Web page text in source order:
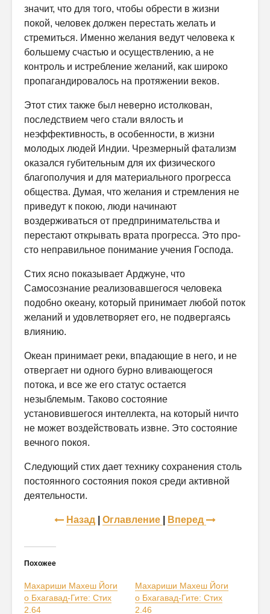
значит, что для того, чтобы обрести в жизни
покой, человек должен перестать желать и
стремиться. Именно желания ведут человека к
большему счастью и осуществлению, а не
контроль и истребление желаний, как широко
пропагандировалось на протяжении веков.
Этот стих также был неверно истолкован,
последствием чего стали вялость и
неэффективность, в особенности, в жизни
молодых людей Индии. Чрезмерный фатализм
оказался губительным для их физического
благополучия и для материального прогресса
общества. Думая, что же­лания и стремления не
приведут к покою, люди начинают
воздерживаться от предпринимательства и
перестают открывать врата прогресса. Это про­
сто неправильное понимание учения Господа.
Стих ясно показывает Арджуне, что
Самосознание реализовавшегося человека
подобно океану, который принимает любой поток
желаний и удовлетворяет его, не подвергаясь
влиянию.
Океан принимает реки, впадающие в него, и не
отвергает ни одного бурно вливающегося
потока, и все же его статус остается
незыблемым. Таково состояние
установившегося интеллекта, на который ничто
не мо­жет воздействовать извне. Это состояние
вечного покоя.
Следующий стих дает технику сохранения столь
постоянного состоя­ния покоя среди активной
деятельности.
Назад Оглавление Вперед
Похожее
Махариши Махеш Йоги
о Бхагавад-Гите: Стих
2.64
Махариши Махеш Йоги
о Бхагавад-Гите: Стих
2.46